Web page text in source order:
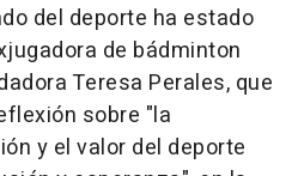
del deporte ha estado
de bádminton
Teresa Perales, que
sobre "la
y el valor del deporte